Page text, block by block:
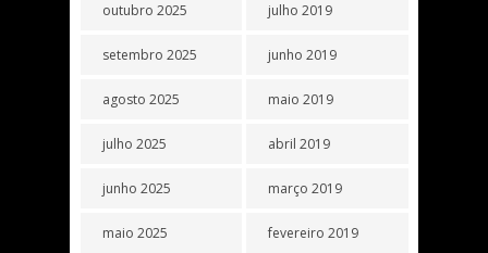
outubro 2025
setembro 2025
agosto 2025
julho 2025
junho 2025
maio 2025
julho 2019
junho 2019
maio 2019
abril 2019
março 2019
fevereiro 2019